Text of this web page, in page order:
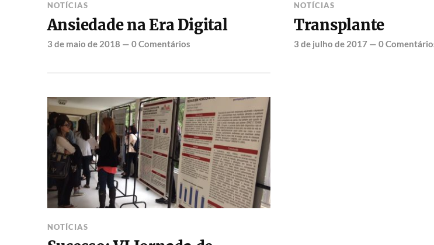
NOTÍCIAS
Ansiedade na Era Digital
3 de maio de 2018 — 0 Comentários
NOTÍCIAS
Transplante
3 de julho de 2017— 0
NOTÍCIAS